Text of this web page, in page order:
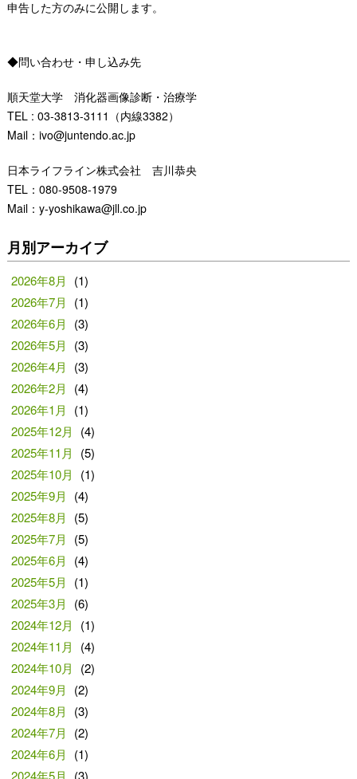
申告した方のみに公開します。
◆問い合わせ・申し込み先
順天堂大学 消化器画像診断・治療学
TEL : 03-3813-3111（内線3382）
Mail：ivo@juntendo.ac.jp
日本ライフライン株式会社 吉川恭央
TEL：080-9508-1979
Mail：y-yoshikawa@jll.co.jp
月別アーカイブ
2026年8月
(1)
2026年7月
(1)
2026年6月
(3)
2026年5月
(3)
2026年4月
(3)
2026年2月
(4)
2026年1月
(1)
2025年12月
(4)
2025年11月
(5)
2025年10月
(1)
2025年9月
(4)
2025年8月
(5)
2025年7月
(5)
2025年6月
(4)
2025年5月
(1)
2025年3月
(6)
2024年12月
(1)
2024年11月
(4)
2024年10月
(2)
2024年9月
(2)
2024年8月
(3)
2024年7月
(2)
2024年6月
(1)
2024年5月
(3)